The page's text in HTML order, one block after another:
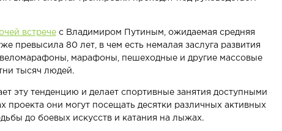
встречес Владимиром Путиным, ожидаемая средняя
превысила 80 лет, в чем есть немалая заслуга развития
веломарафоны, марафоны, пешеходные и другие массовые
тысяч людей.
эту тенденцию и делает спортивные занятия доступными
проекта они могут посещать десятки различных активных
до боевых искусств и катания на лыжах.